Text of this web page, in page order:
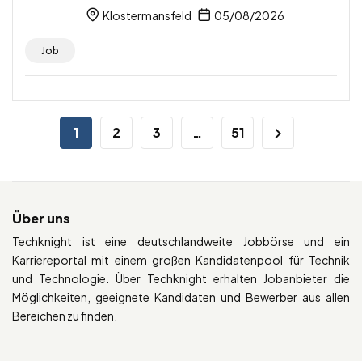
Klostermansfeld 05/08/2026
Job
1 2 3 … 51
Über uns
Techknight ist eine deutschlandweite Jobbörse und ein
Karriereportal mit einem großen Kandidatenpool für Technik
und Technologie. Über Techknight erhalten Jobanbieter die
Möglichkeiten, geeignete Kandidaten und Bewerber aus allen
Bereichen zu finden.